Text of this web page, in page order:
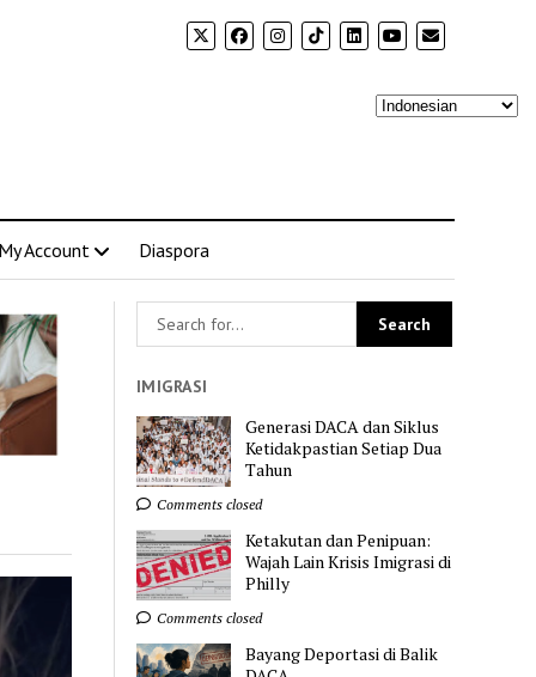
My Account Diaspora
IMIGRASI
Generasi DACA dan Siklus
Ketidakpastian Setiap Dua
Tahun
Comments closed
Ketakutan dan Penipuan:
Wajah Lain Krisis Imigrasi di
Philly
Comments closed
Bayang Deportasi di Balik